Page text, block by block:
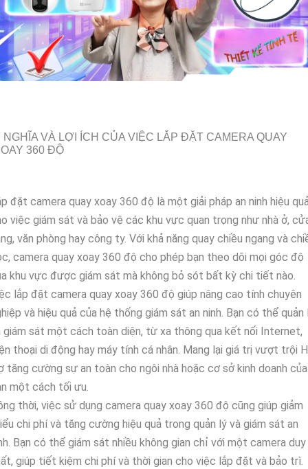
NGHĨA VÀ LỢI ÍCH CỦA VIỆC LẮP ĐẶT CAMERA QUAY
360 ĐỘ
đặt camera quay xoay 360 độ là một giải pháp an ninh hiệu
việc giám sát và bảo vệ các khu vực quan trọng như nhà ở,
văn phòng hay công ty. Với khả năng quay chiều ngang và
camera quay xoay 360 độ cho phép bạn theo dõi mọi góc độ
khu vực được giám sát mà không bỏ sót bất kỳ chi tiết nào.
lắp đặt camera quay xoay 360 độ giúp nâng cao tính chuyên
và hiệu quả của hệ thống giám sát an ninh. Bạn có thể quản
giám sát một cách toàn diện, từ xa thông qua kết nối Internet,
thoại di động hay máy tính cá nhân. Mang lại giá trị vượt trội
tăng cường sự an toàn cho ngôi nhà hoặc cơ sở kinh doanh của
một cách tối ưu.
thời, việc sử dụng camera quay xoay 360 độ cũng giúp giảm
chi phí và tăng cường hiệu quả trong quản lý và giám sát an
Bạn có thể giám sát nhiều không gian chỉ với một camera duy
giúp tiết kiệm chi phí và thời gian cho việc lắp đặt và bảo trì.